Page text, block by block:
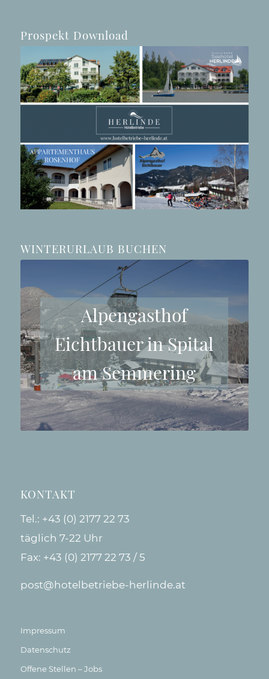
Prospekt Download
WINTERURLAUB BUCHEN
Alpengasthof
Eichtbauer in Spital
am Semmering
KONTAKT
Tel.: +43 (0) 2177 22 73
täglich 7-22 Uhr
Fax: +43 (0) 2177 22 73 / 5
post@hotelbetriebe-herlinde.at
Impressum
Datenschutz
Offene Stellen – Jobs